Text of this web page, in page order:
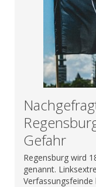
Gefahr
Regensburg wird
genannt.